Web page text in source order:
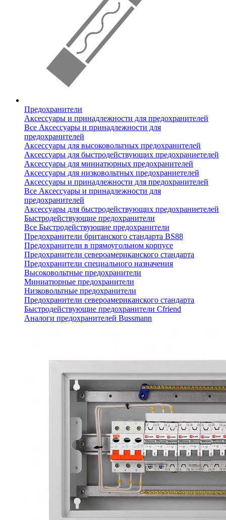
Предохранители
Аксессуары и принадлежности для предохранителей
Все Аксессуары и принадлежности для
предохранителей
Аксессуары для высоковольтных предохранителей
Аксессуары для быстродействующих предохраниетелей
Аксессуары для миниатюрных предохранителей
Аксессуары для низковольтных предохраниетелей
Аксессуары и принадлежности для предохранителей
Все Аксессуары и принадлежности для
предохранителей
Аксессуары для быстродействующих предохраниетелей
Быстродействующие предохранители
Все Быстродействующие предохранители
Предохранители британского стандарта BS88
Предохранители в прямоугольном корпусе
Предохранители североамериканского стандарта
Предохранители специального назначения
Высоковольтные предохранители
Миниатюрные предохранители
Низковольтные предохранители
Предохранители североамериканского стандарта
Быстродействующие предохранители Cfriend
Аналоги предохранителей Bussmann